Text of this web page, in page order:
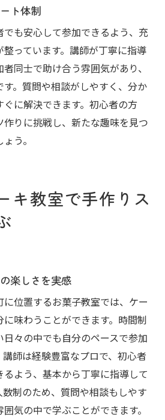
ト体制
でも安心して参加できるよう、充
っています。講師が丁寧に指導
同士で助け合う雰囲気があり、
。質問や相談がしやすく、分か
に解決できます。初心者の方
りに挑戦し、新たな趣味を見つ
う。
キ教室で手作りス
楽しさを実感
位置するお菓子教室では、ケー
味わうことができます。時間制
々の中でも自分のペースで参加
師は経験豊富なプロで、初心者
よう、基本から丁寧に指導して
制のため、質問や相談もしやす
気の中で学ぶことができます。